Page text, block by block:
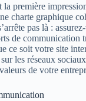
la première
charte graphique
pas là :
de communication
ce soit votre site
les réseaux
de votre